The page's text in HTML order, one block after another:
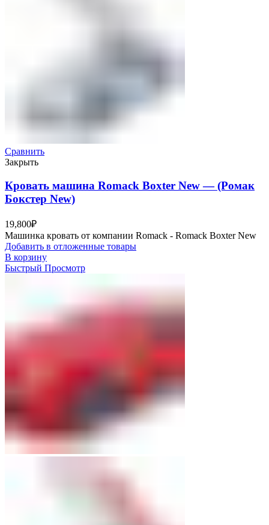
Сравнить
Закрыть
Кровать машина Romack Boxter New — (Ромак
Бокстер New)
19,800₽
Машинка кровать от компании Romack - Romack Boxter New
Добавить в отложенные товары
В корзину
Быстрый Просмотр